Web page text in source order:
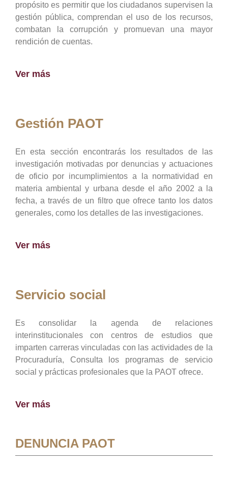
propósito es permitir que los ciudadanos supervisen la
gestión pública, comprendan el uso de los recursos,
combatan la corrupción y promuevan una mayor
rendición de cuentas.
Ver más
Gestión PAOT
En esta sección encontrarás los resultados de las
investigación motivadas por denuncias y actuaciones
de oficio por incumplimientos a la normatividad en
materia ambiental y urbana desde el año 2002 a la
fecha, a través de un filtro que ofrece tanto los datos
generales, como los detalles de las investigaciones.
Ver más
Servicio social
Es consolidar la agenda de relaciones
interinstitucionales con centros de estudios que
imparten carreras vinculadas con las actividades de la
Procuraduría, Consulta los programas de servicio
social y prácticas profesionales que la PAOT ofrece.
Ver más
DENUNCIA PAOT